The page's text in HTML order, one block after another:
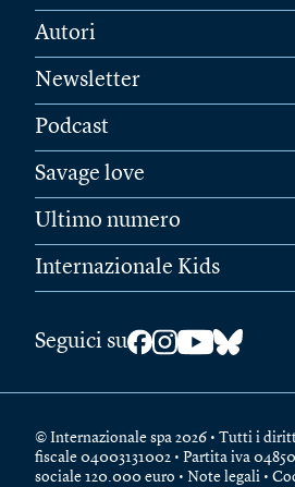
Autori
Newsletter
Podcast
Savage love
Ultimo numero
Internazionale Kids
Seguici su
© Internazionale spa 2026 • Tutti i
fiscale 04003131002 • Partita iva
sociale 120.000 euro • Note legali •